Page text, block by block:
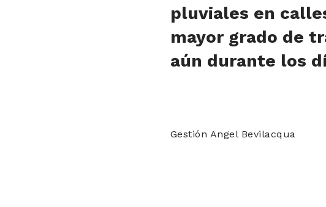
pluviales en
mayor grado de
aún durante los
Gestión Angel Bevilacqua